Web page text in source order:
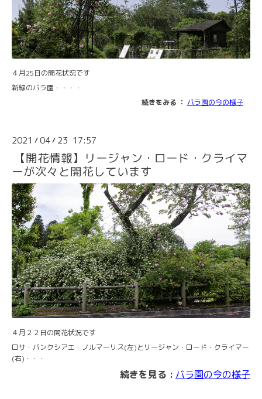
４月25日の開花状況です
新緑のバラ園・・・・
続きをみる ： バラ園の今の様子
2021 /04/ 23 17:57
【開花情報】リージャン・ロード・クライマ
ーが次々と開花しています
４月２２日の開花状況です
ロサ・バンクシアエ・ノルマーリス(左)とリージャン・ロード・クライマー
(右)・・・
続きを見る : バラ園の今の様子